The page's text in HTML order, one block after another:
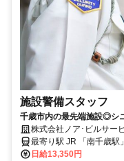
施設警備スタッフ
千歳市内の最先端施設◎
し 株式会社ノア･ビルサー
最寄り駅 JR 「南千歳駅
徒歩13分、千歳駅 バスで
日給13,350円